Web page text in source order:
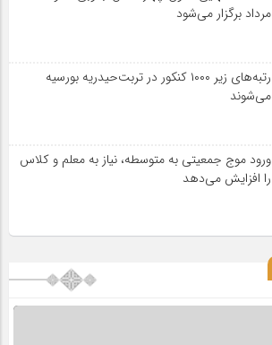
مرداد برگزار می‌شود
رتبه‌های زیر ۱۰۰۰ کنکور در تربت‌حیدریه بورسیه
می‌شوند
ورود موج جمعیتی به متوسطه، نیاز به معلم و کلاس
را افزایش می‌دهد